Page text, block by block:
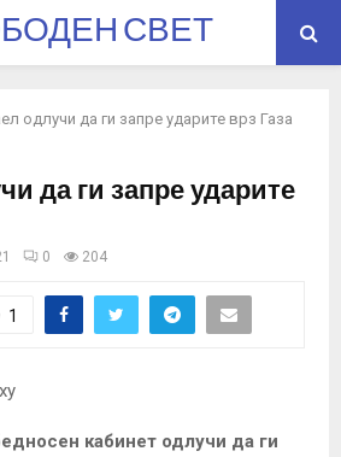
СВЕТ
одлучи да ги запре ударите врз Газа
да ги запре ударите
0 204
1
кабинет одлучи да ги